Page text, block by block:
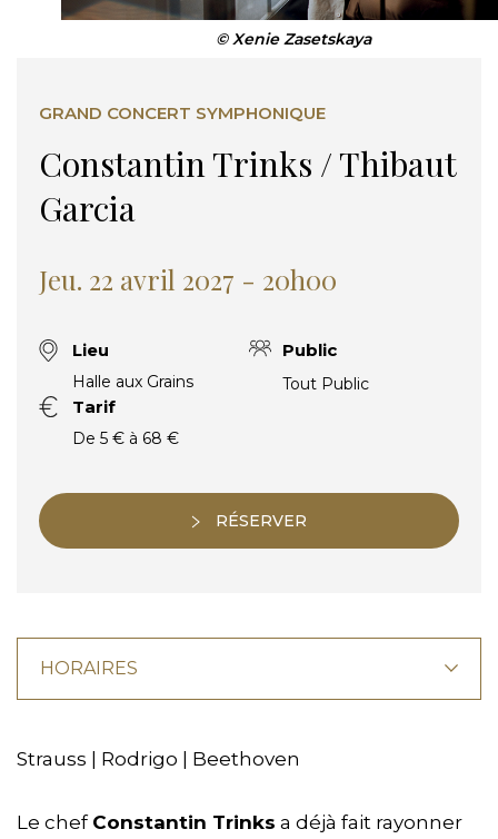
© Xenie Zasetskaya
Constantin Trinks / Thibaut
Garcia
GRAND CONCERT SYMPHONIQUE
Jeu. 22 avril 2027 - 20h00
Lieu
Halle aux Grains
Public
Tout Public
Tarif
De 5 € à 68 €
RÉSERVER
HORAIRES
Strauss | Rodrigo | Beethoven
Le chef Constantin Trinks a déjà fait rayonner